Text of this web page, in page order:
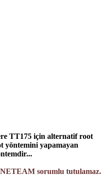
TT175 için alternatif root
yöntemini yapamayan
sorumlu tutulamaz.